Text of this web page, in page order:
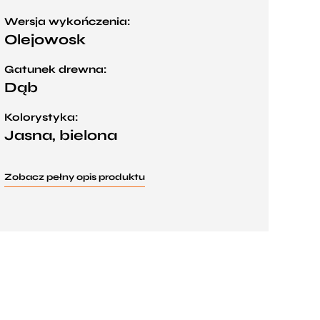
Wersja wykończenia:
Olejowosk
Gatunek drewna:
Dąb
Kolorystyka:
Jasna, bielona
Zobacz pełny opis produktu